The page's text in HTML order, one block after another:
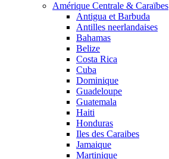
Amérique Centrale & Caraïbes
Antigua et Barbuda
Antilles neerlandaises
Bahamas
Belize
Costa Rica
Cuba
Dominique
Guadeloupe
Guatemala
Haiti
Honduras
Iles des Caraibes
Jamaique
Martinique